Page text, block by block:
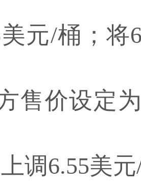
元/桶；将
售价设定
调6.55美元/